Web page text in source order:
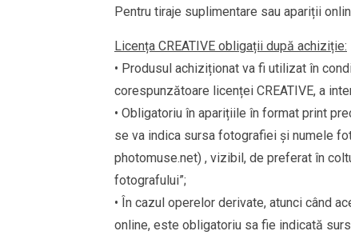
Pentru tiraje suplimentare sau apariții
Licența CREATIVE obligații după achiziție:
• Produsul achiziționat va fi utilizat în
corespunzătoare licenței CREATIVE, a
• Obligatoriu în aparițiile în format print
se va indica sursa fotografiei și numele
photomuse.net) , vizibil, de preferat în
fotografului”;
• În cazul operelor derivate, atunci când
online, este obligatoriu sa fie indicată